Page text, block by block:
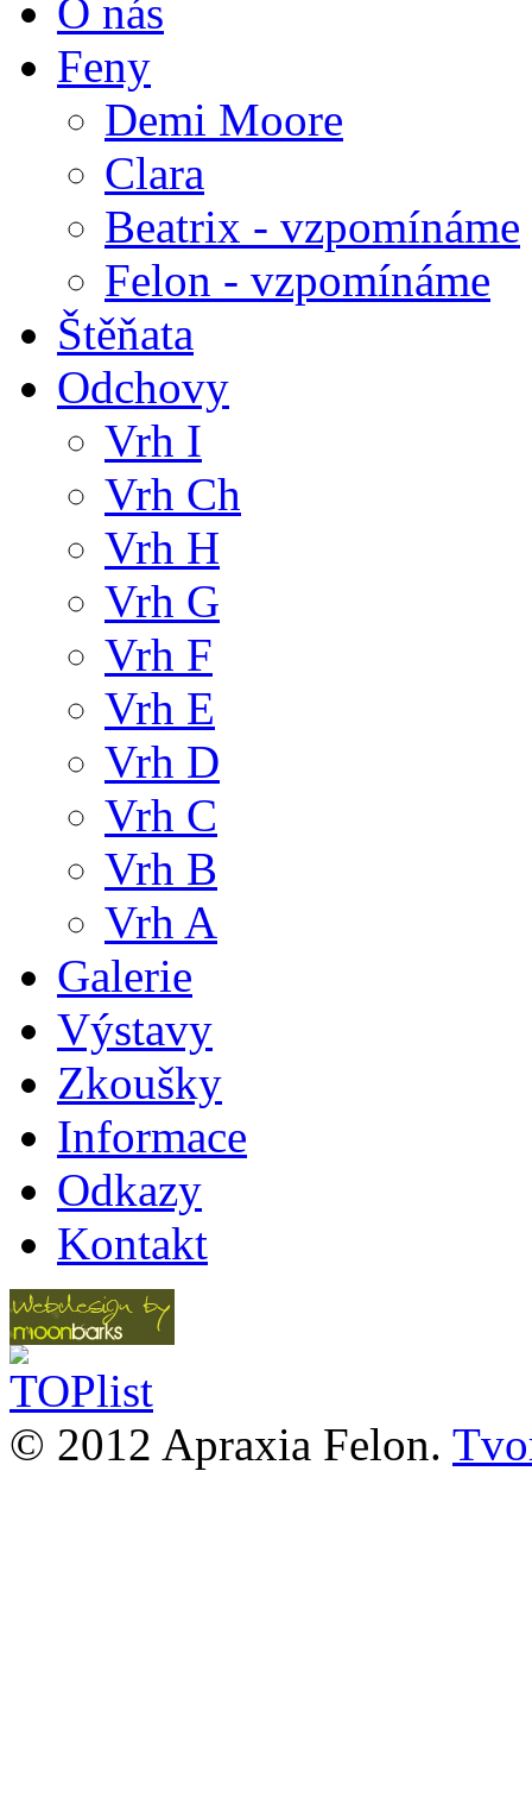
O nás
Feny
Demi Moore
Clara
Beatrix - vzpomínáme
Felon - vzpomínáme
Štěňata
Odchovy
Vrh I
Vrh Ch
Vrh H
Vrh G
Vrh F
Vrh E
Vrh D
Vrh C
Vrh B
Vrh A
Galerie
Výstavy
Zkoušky
Informace
Odkazy
Kontakt
© 2012 Apraxia Felon.